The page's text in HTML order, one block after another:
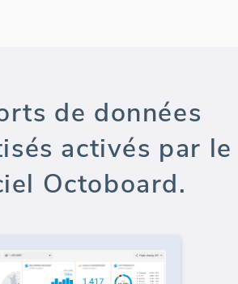
de données
activés par le
Octoboard.